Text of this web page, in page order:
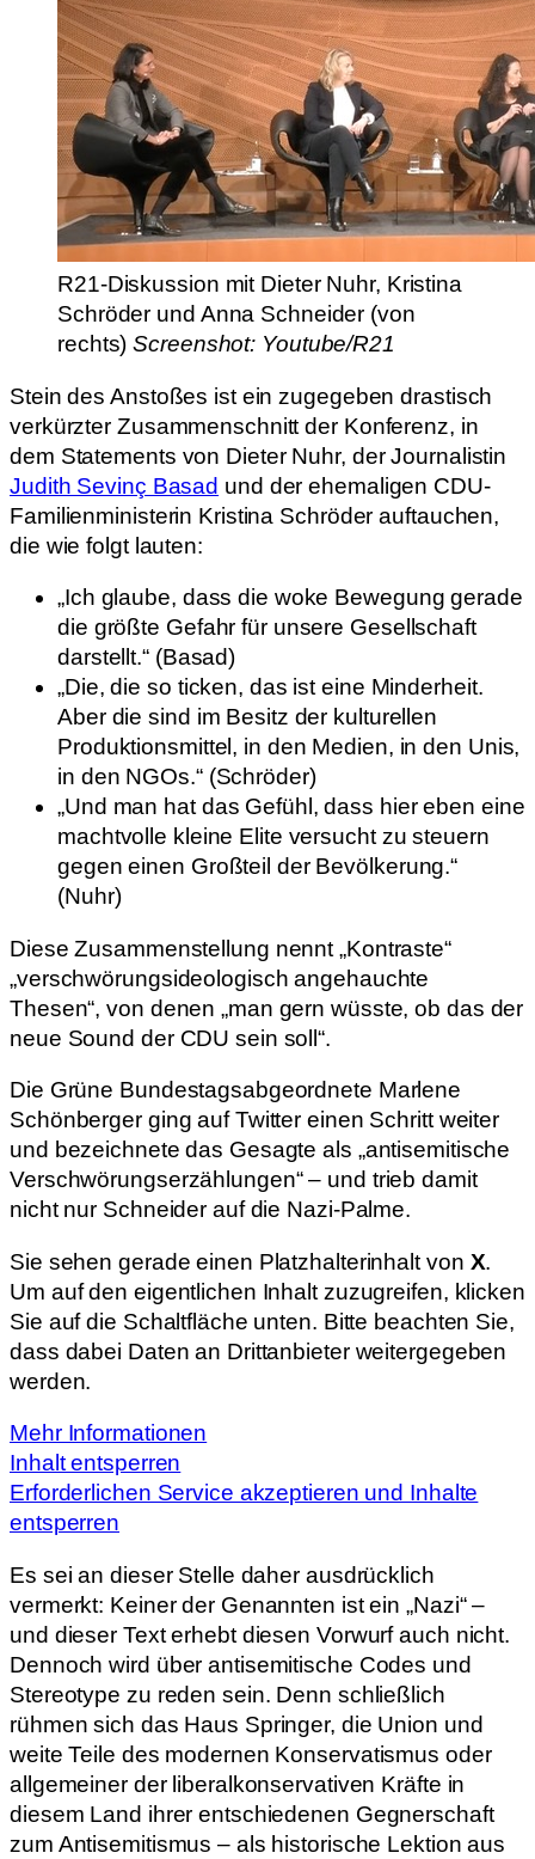
R21-Diskussion mit Dieter Nuhr, Kristina
Schröder und Anna Schneider (von
rechts)Screenshot: Youtube/R21
Stein des Anstoßes ist ein zugegeben drastisch
verkürzter Zusammenschnitt der Konferenz, in
dem Statements von Dieter Nuhr, der Journalistin
Judith Sevinç Basad und der ehemaligen CDU-
Familienministerin Kristina Schröder auftauchen,
die wie folgt lauten:
„Ich glaube, dass die woke Bewegung gerade
die größte Gefahr für unsere Gesellschaft
darstellt.“ (Basad)
„Die, die so ticken, das ist eine Minderheit.
Aber die sind im Besitz der kulturellen
Produktionsmittel, in den Medien, in den Unis,
in den NGOs.“ (Schröder)
„Und man hat das Gefühl, dass hier eben eine
machtvolle kleine Elite versucht zu steuern
gegen einen Großteil der Bevölkerung.“
(Nuhr)
Diese Zusammenstellung nennt „Kontraste“
„verschwörungsideologisch angehauchte
Thesen“, von denen „man gern wüsste, ob das der
neue Sound der CDU sein soll“.
Die Grüne Bundestagsabgeordnete Marlene
Schönberger ging auf Twitter einen Schritt weiter
und bezeichnete das Gesagte als „antisemitische
Verschwörungserzählungen“ – und trieb damit
nicht nur Schneider auf die Nazi-Palme.
Sie sehen gerade einen Platzhalterinhalt von X.
Um auf den eigentlichen Inhalt zuzugreifen, klicken
Sie auf die Schaltfläche unten. Bitte beachten Sie,
dass dabei Daten an Drittanbieter weitergegeben
werden.
Mehr Informationen
Inhalt entsperren
Erforderlichen Service akzeptieren und Inhalte
entsperren
Es sei an dieser Stelle daher ausdrücklich
vermerkt: Keiner der Genannten ist ein „Nazi“ –
und dieser Text erhebt diesen Vorwurf auch nicht.
Dennoch wird über antisemitische Codes und
Stereotype zu reden sein. Denn schließlich
rühmen sich das Haus Springer, die Union und
weite Teile des modernen Konservatismus oder
allgemeiner der liberalkonservativen Kräfte in
diesem Land ihrer entschiedenen Gegnerschaft
zum Antisemitismus – als historische Lektion aus